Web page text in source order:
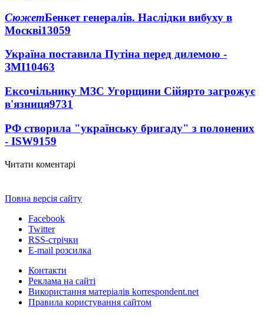
СюжетБенкет генералів. Наслідки вибуху в
Москві13059
Україна поставила Путіна перед дилемою -
ЗМІ10463
Ексочільнику МЗС Угорщини Сійярто загрожує
в'язниця9731
РФ створила "українську бригаду" з полонених
- ISW9159
Читати коментарі
Повна версія сайту
Facebook
Twitter
RSS-стрічки
E-mail розсилка
Контакти
Реклама на сайті
Використання матеріалів korrespondent.net
Правила користування сайтом